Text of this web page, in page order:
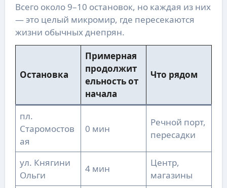
Всего около 9–10 остановок, но каждая из них
— это целый микромир, где пересекаются
жизни обычных днепрян.
Остановка
Примерная
продолжит
ельность от
начала
Что рядом
пл.
Старомостов
ая
0 мин
Речной порт,
пересадки
ул. Княгини
Ольги
4 мин
Центр,
магазины